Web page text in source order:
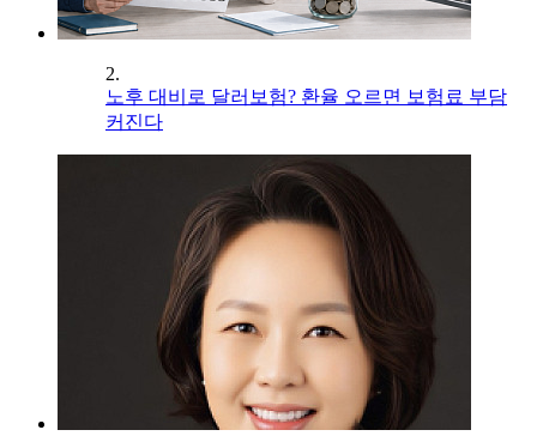
2.
노후 대비로 달러보험? 환율 오르면 보험료 부담
커진다